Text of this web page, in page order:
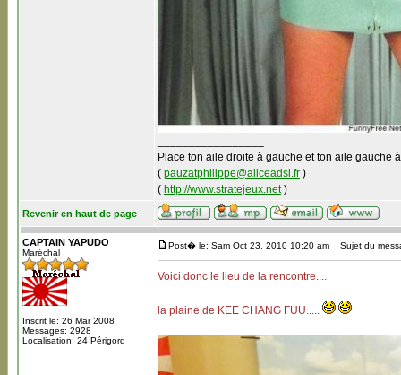
Place ton aile droite à gauche et ton aile gauche
( pauzatphilippe@aliceadsl.fr )
( http://www.stratejeux.net)
Revenir en haut de page
CAPTAIN YAPUDO
Maréchal
Inscrit le: 26 Mar 2008
Messages: 2928
Localisation: 24 Périgord
Post� le: Sam Oct 23, 2010 10:20 am Sujet du
Voici donc le lieu de la rencontre....
la plaine de KEE CHANG FUU.....